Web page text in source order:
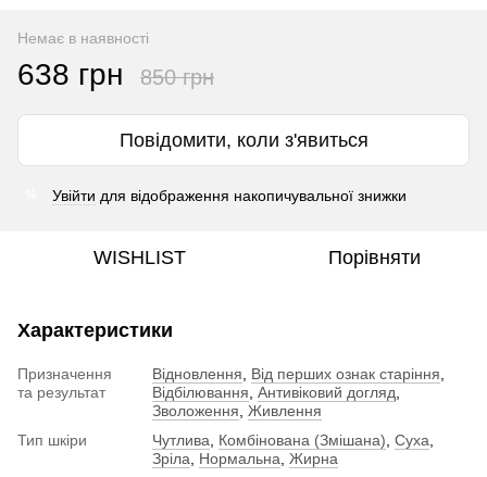
Немає в наявності
638 грн 850 грн
Повідомити, коли з'явиться
Увійти для відображення накопичувальної знижки
WISHLIST Порівняти
Характеристики
Призначення
та результат
Відновлення Від перших ознак старіння
Відбілювання Антивіковий догляд
Зволоження Живлення
Тип шкіри
Чутлива Комбінована (Змішана) Суха
Зріла
Нормальна Жирна